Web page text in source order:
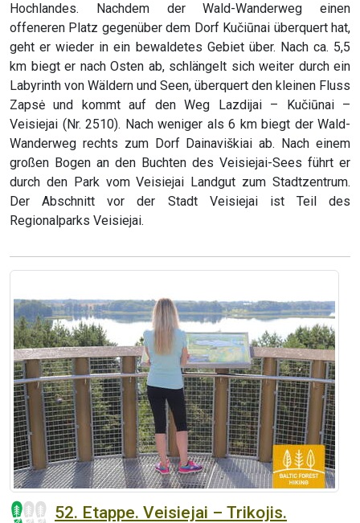
Hochlandes. Nachdem der Wald-Wanderweg einen
offeneren Platz gegenüber dem Dorf Kučiūnai überquert hat,
geht er wieder in ein bewaldetes Gebiet über. Nach ca. 5,5
km biegt er nach Osten ab, schlängelt sich weiter durch ein
Labyrinth von Wäldern und Seen, überquert den kleinen Fluss
Zapsė und kommt auf den Weg Lazdijai – Kučiūnai –
Veisiejai (Nr. 2510). Nach weniger als 6 km biegt der Wald-
Wanderweg rechts zum Dorf Dainaviškiai ab. Nach einem
großen Bogen an den Buchten des Veisiejai-Sees führt er
durch den Park vom Veisiejai Landgut zum Stadtzentrum.
Der Abschnitt vor der Stadt Veisiejai ist Teil des
Regionalparks Veisiejai.
52. Etappe. Veisiejai – Trikojis.